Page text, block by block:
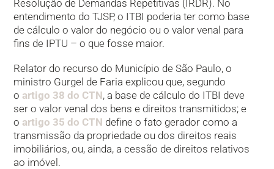
Resolução de Demandas Repetitivas (IRDR). No
entendimento do TJSP, o ITBI poderia ter como base
de cálculo o valor do negócio ou o valor venal para
fins de IPTU – o que fosse maior.
Relator do recurso do Município de São Paulo, o
ministro Gurgel de Faria explicou que, segundo
o artigo 38 do CTN, a base de cálculo do ITBI deve
ser o valor venal dos bens e direitos transmitidos; e
o artigo 35 do CTN define o fato gerador como a
transmissão da propriedade ou dos direitos reais
imobiliários, ou, ainda, a cessão de direitos relativos
ao imóvel.